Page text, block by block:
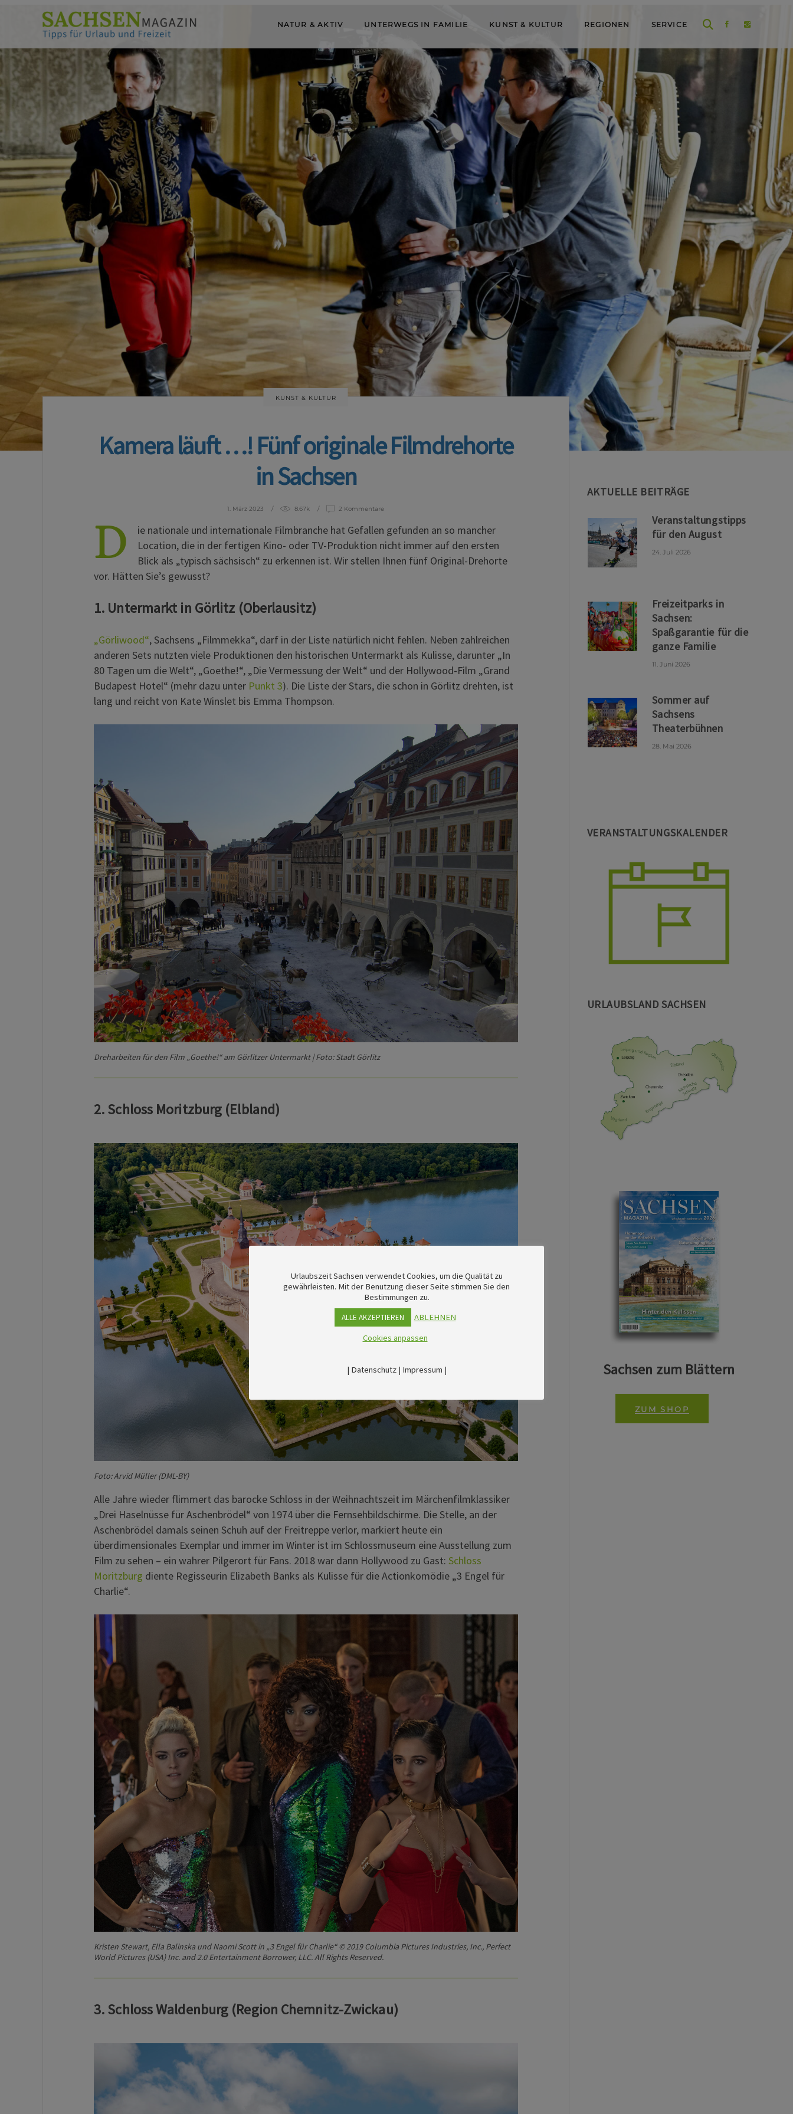
NATUR & AKTIV UNTERWEGS IN FAMILIE KUNST & KULTUR REGIONEN SERVICE
KUNST & KULTUR
Kamera läuft …! Fünf originale Filmdrehorte
in Sachsen
1. März 2023 8.67k 2 Kommentare
D
ie nationale und internationale Filmbranche hat Gefallen gefunden an so mancher
Location, die in der fertigen Kino- oder TV-Produktion nicht immer auf den ersten
Blick als „typisch sächsisch“ zu erkennen ist. Wir stellen Ihnen fünf Original-Drehorte
vor. Hätten Sie’s gewusst?
1. Untermarkt in Görlitz (Oberlausitz)
„Görliwood“, Sachsens „Filmmekka“, darf in der Liste natürlich nicht fehlen. Neben zahlreichen
anderen Sets nutzten viele Produktionen den historischen Untermarkt als Kulisse, darunter „In
80 Tagen um die Welt“, „Goethe!“, „Die Vermessung der Welt“ und der Hollywood-Film „Grand
Budapest Hotel“ (mehr dazu unter Punkt 3). Die Liste der Stars, die schon in Görlitz drehten, ist
lang und reicht von Kate Winslet bis Emma Thompson.
Dreharbeiten für den Film „Goethe!“ am Görlitzer Untermarkt | Foto: Stadt Görlitz
2. Schloss Moritzburg (Elbland)
Foto: Arvid Müller (DML-BY)
Alle Jahre wieder flimmert das barocke Schloss in der Weihnachtszeit im Märchenfilmklassiker
„Drei Haselnüsse für Aschenbrödel“ von 1974 über die Fernsehbildschirme. Die Stelle, an der
Aschenbrödel damals seinen Schuh auf der Freitreppe verlor, markiert heute ein
überdimensionales Exemplar und immer im Winter ist im Schlossmuseum eine Ausstellung zum
Film zu sehen – ein wahrer Pilgerort für Fans. 2018 war dann Hollywood zu Gast: Schloss
Moritzburg diente Regisseurin Elizabeth Banks als Kulisse für die Actionkomödie „3 Engel für
Charlie“.
Kristen Stewart, Ella Balinska und Naomi Scott in „3 Engel für Charlie“ © 2019 Columbia Pictures Industries, Inc., Perfect
World Pictures (USA) Inc. and 2.0 Entertainment Borrower, LLC. All Rights Reserved.
3. Schloss Waldenburg (Region Chemnitz-Zwickau)
AKTUELLE BEITRÄGE
Veranstaltungstipps
für den August
24. Juli 2026
Freizeitparks in
Sachsen:
Spaßgarantie für die
ganze Familie
11. Juni 2026
Sommer auf
Sachsens
Theaterbühnen
28. Mai 2026
VERANSTALTUNGSKALENDER
URLAUBSLAND SACHSEN
Sachsen zum Blättern
ZUM SHOP
Urlaubszeit Sachsen verwendet Cookies, um die Qualität zu
gewährleisten. Mit der Benutzung dieser Seite stimmen Sie den
Bestimmungen zu.
ALLE AKZEPTIEREN
ABLEHNEN
Cookies anpassen
| Datenschutz| Impressum |